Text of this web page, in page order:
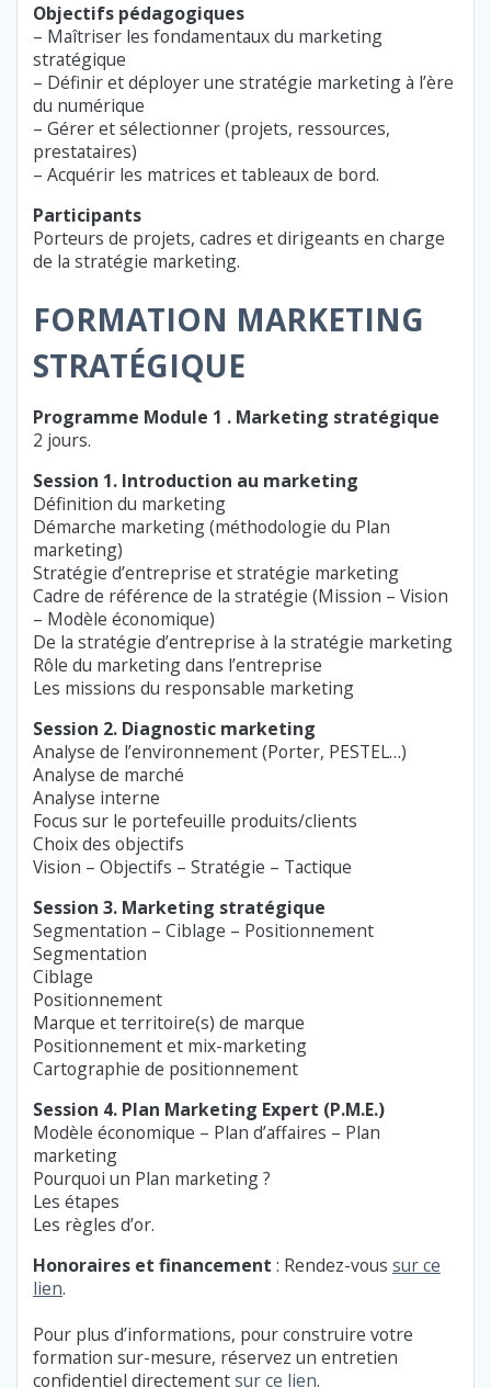
Objectifs pédagogiques
– Maîtriser les fondamentaux du marketing
stratégique
– Définir et déployer une stratégie marketing à l’ère
du numérique
– Gérer et sélectionner (projets, ressources,
prestataires)
– Acquérir les matrices et tableaux de bord.
Participants
Porteurs de projets, cadres et dirigeants en charge
de la stratégie marketing.
FORMATION MARKETING
STRATÉGIQUE
Programme Module 1 . Marketing stratégique
2 jours.
Session 1. Introduction au marketing
Définition du marketing
Démarche marketing (méthodologie du Plan
marketing)
Stratégie d’entreprise et stratégie marketing
Cadre de référence de la stratégie (Mission – Vision
– Modèle économique)
De la stratégie d’entreprise à la stratégie marketing
Rôle du marketing dans l’entreprise
Les missions du responsable marketing
Session 2. Diagnostic marketing
Analyse de l’environnement (Porter, PESTEL…)
Analyse de marché
Analyse interne
Focus sur le portefeuille produits/clients
Choix des objectifs
Vision – Objectifs – Stratégie – Tactique
Session 3. Marketing stratégique
Segmentation – Ciblage – Positionnement
Segmentation
Ciblage
Positionnement
Marque et territoire(s) de marque
Positionnement et mix-marketing
Cartographie de positionnement
Session 4. Plan Marketing Expert (P.M.E.)
Modèle économique – Plan d’affaires – Plan
marketing
Pourquoi un Plan marketing ?
Les étapes
Les règles d’or.
Honoraires et financement : Rendez-vous sur ce
lien.
Pour plus d’informations, pour construire votre
formation sur-mesure, réservez un entretien
confidentiel directementsur ce lien.